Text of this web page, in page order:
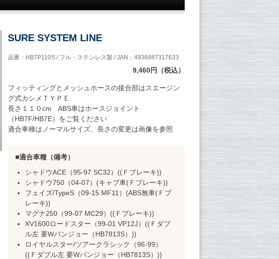
SURE SYSTEM LINE
品番：HB7P110S / フル・ステンレス製 / JAN：4936887317633
9,460円（税込）
フィッティングとメッシュホースの接合部はスエージン
グ式カシメＴＹＰＥ
長さ１１０cm ABS車はホースジョイント
（HB7F/HB7E）をご覧ください
適合車種はノーマルサイズ、長さの変更は画像を参照
適合車種（備考）
シャドウACE（95-97 SC32）((Ｆブレーキ))
シャドウ750（04-07）(キャブ車(Ｆブレーキ))
フェイズ/TypeS（09-15 MF11）(ABS無車(Ｆブ
レーキ))
マグナ250（99-07 MC29）((Ｆブレーキ))
XV1600ロードスター（99-01 VP12J）((Ｆダブ
ル左 要Wバンジョー（HB7813S）))
ロイヤルスター/ツアークラシック（96-99）
((Ｆダブル左 要Wバンジョー（HB7813S）))